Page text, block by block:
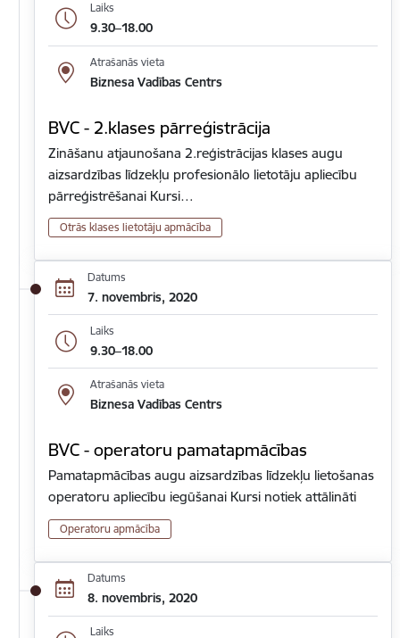
Laiks
9.30–18.00
Atrašanās vieta
Biznesa Vadības Centrs
BVC - 2.klases pārreģistrācija
Zināšanu atjaunošana 2.reģistrācijas klases augu
aizsardzības līdzekļu profesionālo lietotāju apliecību
pārreģistrēšanai Kursi…
Otrās klases lietotāju apmācība
Datums
7. novembris, 2020
Laiks
9.30–18.00
Atrašanās vieta
Biznesa Vadības Centrs
BVC - operatoru pamatapmācības
Pamatapmācības augu aizsardzības līdzekļu lietošanas
operatoru apliecību iegūšanai Kursi notiek attālināti
Operatoru apmācība
Datums
8. novembris, 2020
Laiks